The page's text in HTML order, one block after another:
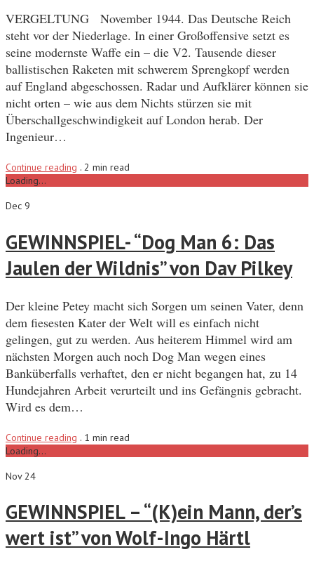
VERGELTUNG November 1944. Das Deutsche Reich
steht vor der Niederlage. In einer Großoffensive setzt es
seine modernste Waffe ein – die V2. Tausende dieser
ballistischen Raketen mit schwerem Sprengkopf werden
auf England abgeschossen. Radar und Aufklärer können sie
nicht orten – wie aus dem Nichts stürzen sie mit
Überschallgeschwindigkeit auf London herab. Der
Ingenieur…
Continue reading . 2 min read
Loading...
Dec 9
GEWINNSPIEL- “Dog Man 6: Das
Jaulen der Wildnis” von Dav Pilkey
Der kleine Petey macht sich Sorgen um seinen Vater, denn
dem fiesesten Kater der Welt will es einfach nicht
gelingen, gut zu werden. Aus heiterem Himmel wird am
nächsten Morgen auch noch Dog Man wegen eines
Banküberfalls verhaftet, den er nicht begangen hat, zu 14
Hundejahren Arbeit verurteilt und ins Gefängnis gebracht.
Wird es dem…
Continue reading . 1 min read
Loading...
Nov 24
GEWINNSPIEL – “(K)ein Mann, der’s
wert ist” von Wolf-Ingo Härtl